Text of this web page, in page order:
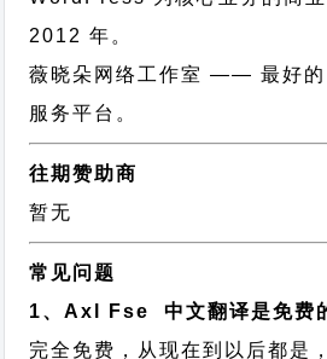
2012 年。
薇晓朵网络工作室 —— 最好的
服务平台。
往期赞助商
暂无
常见问题
1、Axl Fse 中文翻译是免费
完全免费，从现在到以后都是